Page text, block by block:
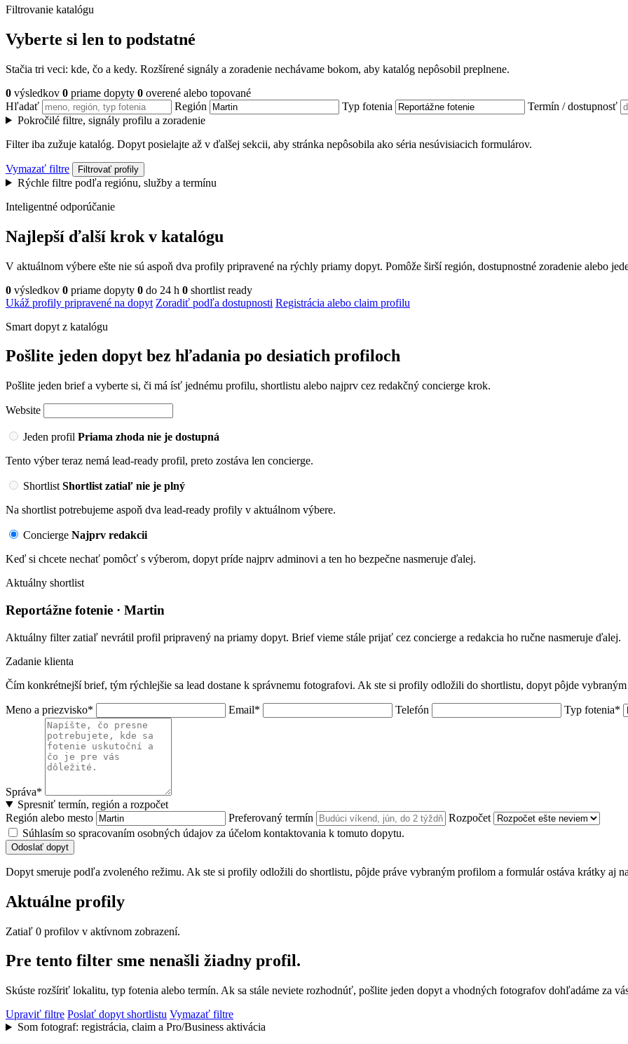
Filtrovanie katalógu
Vyberte si len to podstatné
Stačia tri veci: kde, čo a kedy. Rozšírené signály a zoradenie nechávame bokom, aby katalóg nepôsobil preplnene.
0 výsledkov 0 priame dopyty 0 overené alebo topované
Hľadať
Región Typ fotenia
Termín / dostupnosť
Pokročilé filtre, signály profilu a zoradenie
Filter iba zužuje katalóg. Dopyt posielajte až v ďalšej sekcii, aby stránka nepôsobila ako séria nesúvisiacich formulárov.
Vymazať filtre Filtrovať profily
Rýchle filtre podľa regiónu, služby a termínu
Inteligentné odporúčanie
Najlepší ďalší krok v katalógu
V aktuálnom výbere ešte nie sú aspoň dva profily pripravené na rýchly priamy dopyt. Pomôže širší región, dostupnostné zoradenie alebo
0 výsledkov 0 priame dopyty 0 do 24 h 0 shortlist ready
Ukáž profily pripravené na dopyt Zoradiť podľa dostupnosti Registrácia alebo claim profilu
Smart dopyt z katalógu
Pošlite jeden dopyt bez hľadania po desiatich profiloch
Pošlite jeden brief a vyberte si, či má ísť jednému profilu, shortlistu alebo najprv cez redakčný concierge krok.
Website
Jeden profil Priama zhoda nie je dostupná
Tento výber teraz nemá lead-ready profil, preto zostáva len concierge.
Shortlist Shortlist zatiaľ nie je plný
Na shortlist potrebujeme aspoň dva lead-ready profily v aktuálnom výbere.
Concierge Najprv redakcii
Keď si chcete nechať pomôcť s výberom, dopyt príde najprv adminovi a ten ho bezpečne nasmeruje ďalej.
Aktuálny shortlist
Reportážne fotenie · Martin
Aktuálny filter zatiaľ nevrátil profil pripravený na priamy dopyt. Brief vieme stále prijať cez concierge a redakcia ho ručne nasmeruje ďalej.
Zadanie klienta
Čím konkrétnejší brief, tým rýchlejšie sa lead dostane k správnemu fotografovi. Ak ste si profily odložili do shortlistu, dopyt pôjde
Meno a priezvisko* Email* Telefón Typ fotenia*
Správa*
Spresniť termín, región a rozpočet
Región alebo mesto
Preferovaný termín
Rozpočet
Súhlasím so spracovaním osobných údajov za účelom kontaktovania k tomuto dopytu.
Odoslať dopyt
Dopyt smeruje podľa zvoleného režimu. Ak ste si profily odložili do shortlistu, pôjde práve vybraným profilom a formulár ostáva krátky aj
Aktuálne profily
Zatiaľ 0 profilov v aktívnom zobrazení.
Pre tento filter sme nenašli žiadny profil.
Skúste rozšíriť lokalitu, typ fotenia alebo termín. Ak sa stále neviete rozhodnúť, pošlite jeden dopyt a vhodných fotografov dohľadáme za
Upraviť filtre Poslať dopyt shortlistu Vymazať filtre
Som fotograf: registrácia, claim a Pro/Business aktivácia